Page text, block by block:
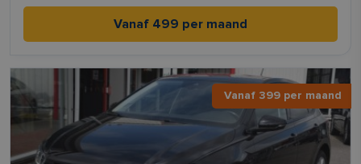
Vanaf 499 per maand
Vanaf 399 per maand